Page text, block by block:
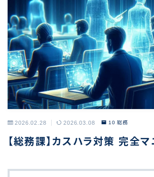
2026.02.28 2026.03.08 10 総務
【総務課】カスハラ対策 完全マ